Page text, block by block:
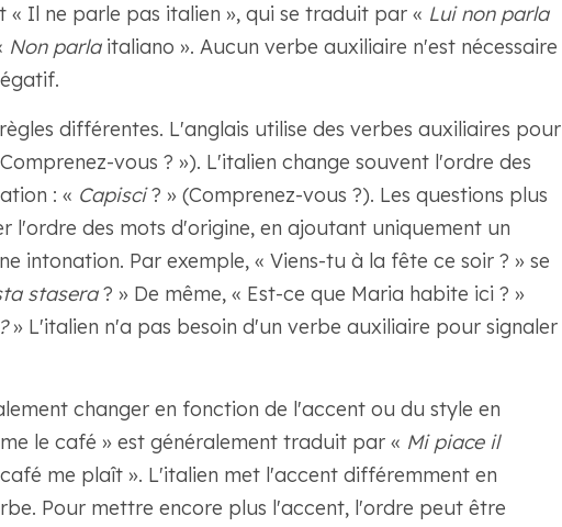
« Il ne parle pas italien », qui se traduit par « Lui non parla
Non parlaitaliano ». Aucun verbe auxiliaire n'est nécessaire
différentes. L'anglais utilise des verbes auxiliaires pour
vous ? »). L'italien change souvent l'ordre des
: « Capisci? » (Comprenez-vous ?). Les questions plus
l'ordre des mots d'origine, en ajoutant uniquement un
intonation. Par exemple, « Viens-tu à la fête ce soir ? » se
stasera? » De même, « Est-ce que Maria habite ici ? »
» L'italien n'a pas besoin d'un verbe auxiliaire pour signaler
changer en fonction de l'accent ou du style en
le café » est généralement traduit par « Mi piace il
me plaît ». L'italien met l'accent différemment en
Pour mettre encore plus l'accent, l'ordre peut être